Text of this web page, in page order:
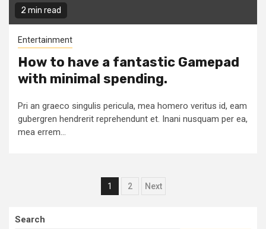
2 min read
Entertainment
How to have a fantastic Gamepad
with minimal spending.
Pri an graeco singulis pericula, mea homero veritus id, eam
gubergren hendrerit reprehendunt et. Inani nusquam per ea,
mea errem...
Posts
1 2 Next
Search